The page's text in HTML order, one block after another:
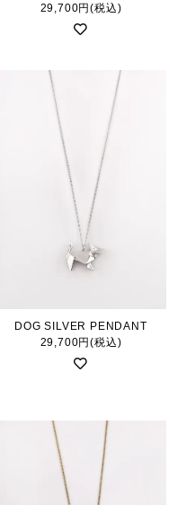
29,700円(税込)
DOG SILVER PENDANT
29,700円(税込)